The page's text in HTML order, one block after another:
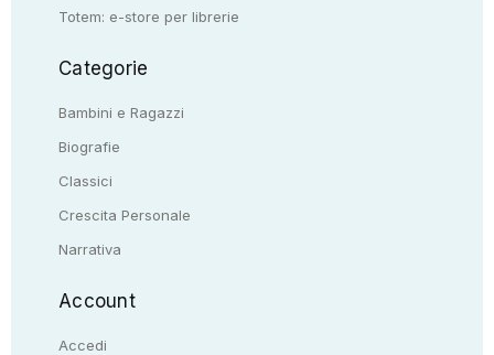
Totem: e-store per librerie
Categorie
Bambini e Ragazzi
Biografie
Classici
Crescita Personale
Narrativa
Account
Accedi